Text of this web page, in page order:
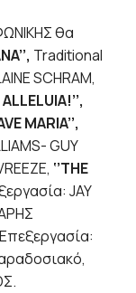
θα
Traditional
SCHRAM,
ALLELUIA!’’,
MARIA’’,
GUY
‘’THE
JAY